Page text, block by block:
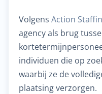
Volgens Action
agency als brug
individuen die op
waarbij ze de
plaatsing verzorgen.